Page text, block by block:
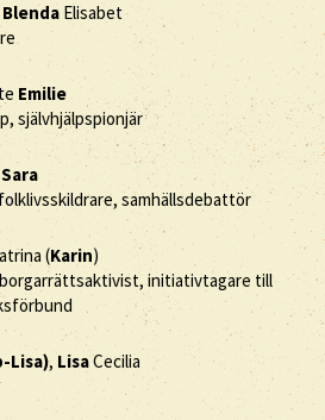
Elisabet
Emilie
självhjälpspionjär
Sara
samhällsdebattör
(Karin)
initiativtagare till
Lisa), LisaCecilia